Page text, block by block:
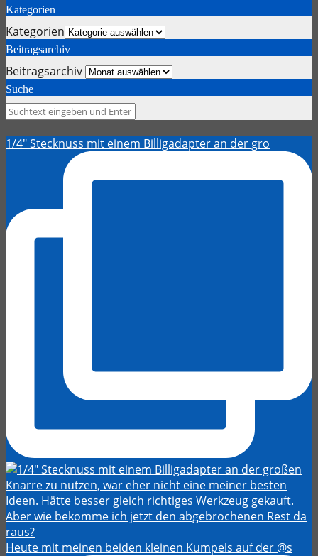
Kategorien
Kategorien
Beitragsarchiv
Beitragsarchiv
Suche
1/4" Stecknuss mit einem Billigadapter an der gro
Heute mit meinen beiden kleinen Kumpels auf der @s